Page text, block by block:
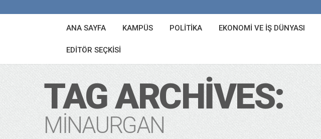
ANA SAYFA KAMPÜS POLITIKA EKONOMI VE İŞ DÜNYASI
EDITÖR SEÇKISI
TAG ARCHIVES:
MINAURGAN